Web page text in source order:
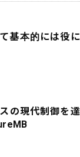
基本的には役に
の現代制御を達